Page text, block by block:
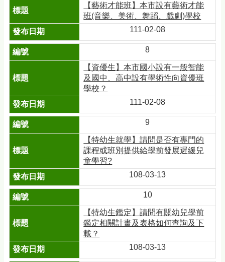
【藝術才能班】本市設有藝術才能
班(音樂、美術、舞蹈、戲劇)學校
111-02-08
8
【資優生】本市國小設有一般智能
及國中、高中設有學術性向資優班
學校？
111-02-08
9
【特幼生就學】請問是否有專門的
課程或班別提供給學前發展遲緩兒
童學習?
108-03-13
10
【特幼生鑑定】請問有關幼兒學前
鑑定相關計畫及表格如何查詢及下
載？
108-03-13